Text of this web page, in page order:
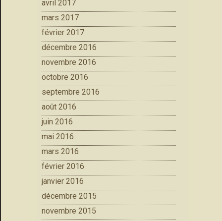
avril 2017
mars 2017
février 2017
décembre 2016
novembre 2016
octobre 2016
septembre 2016
août 2016
juin 2016
mai 2016
mars 2016
février 2016
janvier 2016
décembre 2015
novembre 2015